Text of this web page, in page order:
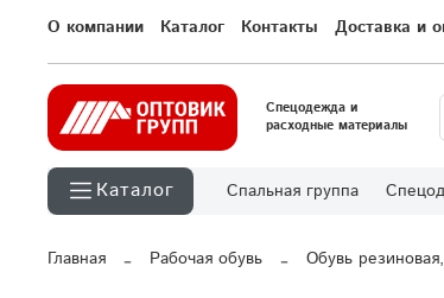
О компании Каталог Контакты Доставка и
Спецодежда и
расходные материалы
Каталог Спальная группа
Главная Рабочая обувь Обувь